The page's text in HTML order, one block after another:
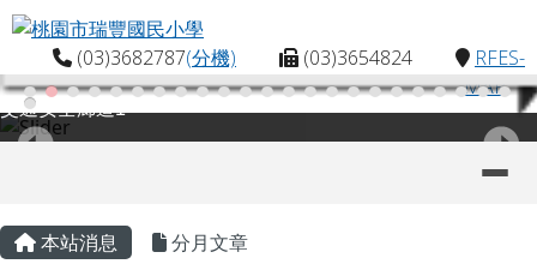
跳至主內容區
桃園市瑞豐國民小學
(03)3682787(分機) (03)3654824
RFES-
MAP
交通安全廊道1
主內容區域
本站消息 分月文章
頁尾區域